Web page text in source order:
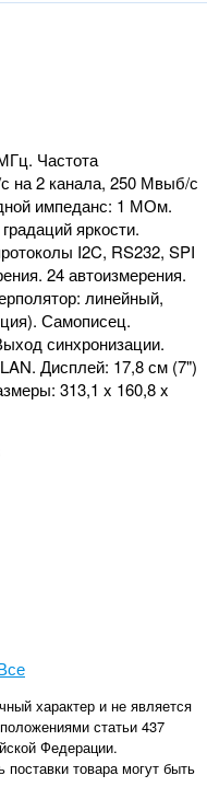
Частота
на 2 канала, 250 Мвыб/с
импеданс: 1 МОм.
яркости.
I2C, RS232, SPI
24 автоизмерения.
линейный,
Самописец.
синхронизации.
Дисплей: 17,8 см (7")
313,1 x 160,8 x
характер и не является
статьи 437
Федерации.
товара могут быть